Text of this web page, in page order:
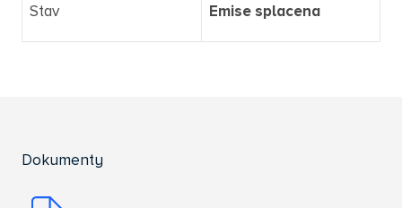
Stav Emise splacena
Dokumenty